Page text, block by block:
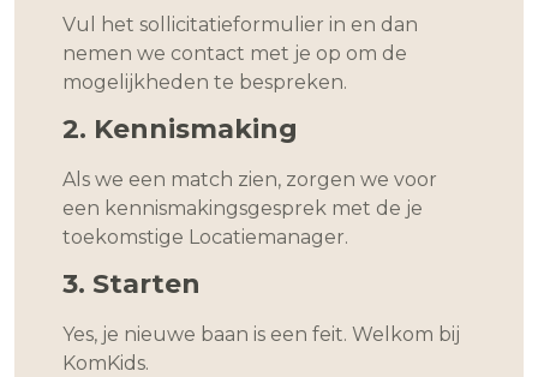
Vul het sollicitatieformulier in en dan
nemen we contact met je op om de
mogelijkheden te bespreken.
2. Kennismaking
Als we een match zien, zorgen we voor
een kennismakingsgesprek met de je
toekomstige Locatiemanager.
3. Starten
Yes, je nieuwe baan is een feit. Welkom bij
KomKids.